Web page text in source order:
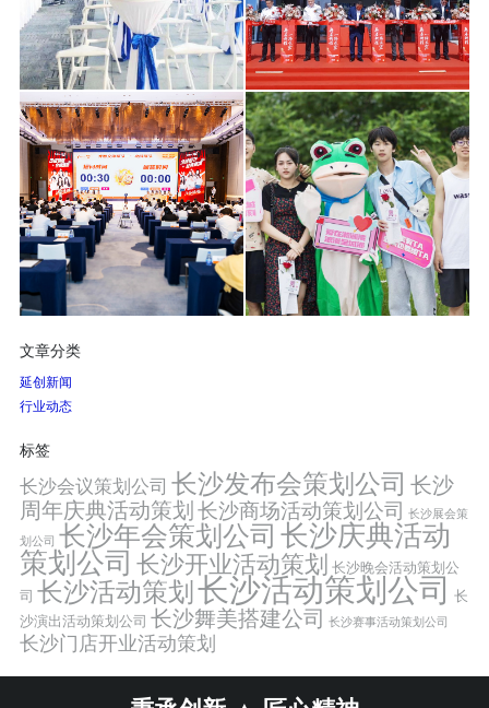
文章分类
延创新闻
行业动态
标签
长沙会议策划公司 长沙发布会策划公司 长沙
周年庆典活动策划 长沙商场活动策划公司 长沙展会策
划公司 长沙年会策划公司 长沙庆典活动
策划公司 长沙开业活动策划 长沙晚会活动策划公
司 长沙活动策划 长沙活动策划公司 长
沙演出活动策划公司 长沙舞美搭建公司 长沙赛事活动策划公司
长沙门店开业活动策划